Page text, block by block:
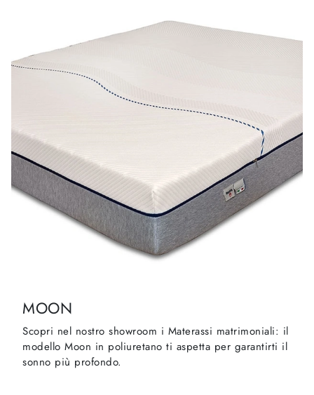
MOON
Scopri nel nostro showroom i Materassi matrimoniali: il
modello Moon in poliuretano ti aspetta per garantirti il
sonno più profondo.